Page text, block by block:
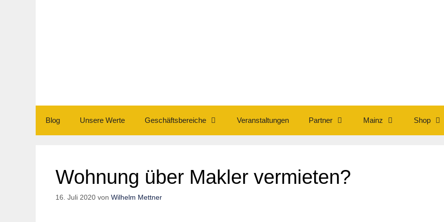
Blog Unsere Werte Geschäftsbereiche Veranstaltungen Partner Mainz Shop
Wohnung über Makler vermieten?
16. Juli 2020 von Wilhelm Mettner